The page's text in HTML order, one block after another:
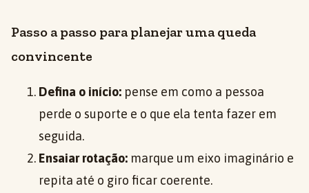
Passo a passo para planejar uma queda
convincente
Defina o início: pense em como a pessoa
perde o suporte e o que ela tenta fazer em
seguida.
Ensaiar rotação: marque um eixo imaginário e
repita até o giro ficar coerente.